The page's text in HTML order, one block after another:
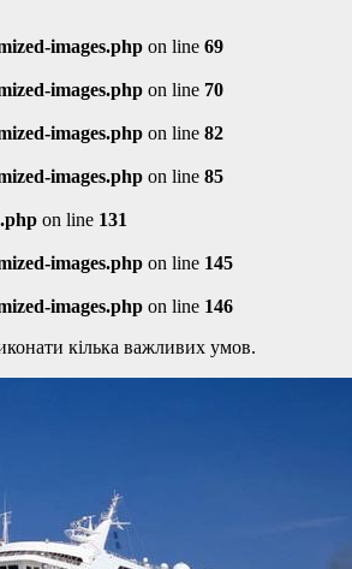
images.php on line 69
images.php on line 70
images.php on line 82
images.php on line 85
on line 131
images.php on line 145
images.php on line 146
кілька важливих умов.